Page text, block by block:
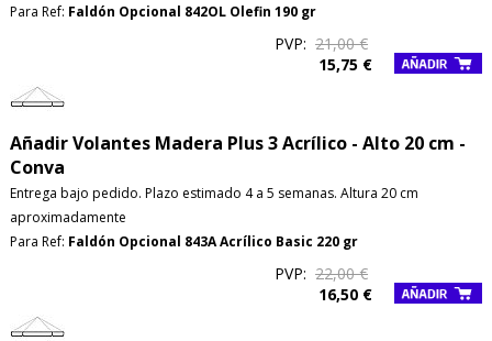
Para Ref: Faldón Opcional 842OL Olefin 190 gr
PVP: 21,00 €
15,75 €
Añadir Volantes Madera Plus 3 Acrílico - Alto 20 cm -
Conva
Entrega bajo pedido. Plazo estimado 4 a 5 semanas. Altura 20 cm
aproximadamente
Para Ref: Faldón Opcional 843A Acrílico Basic 220 gr
PVP: 22,00 €
16,50 €